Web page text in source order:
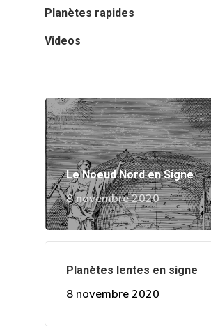
Planètes rapides
Videos
Le Noeud Nord en Signe
8 novembre 2020
Planètes lentes en signe
8 novembre 2020
Wow
This